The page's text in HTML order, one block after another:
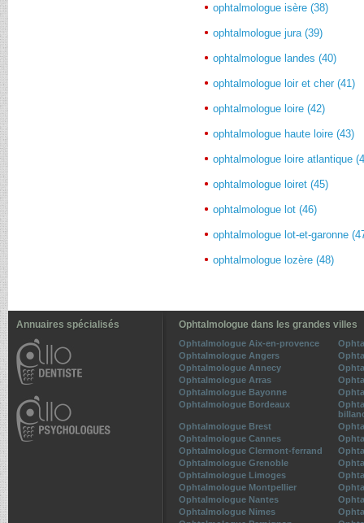
ophtalmologue isère (38)
ophtalmologue jura (39)
ophtalmologue landes (40)
ophtalmologue loir et cher (41)
ophtalmologue loire (42)
ophtalmologue haute loire (43)
ophtalmologue loire atlantique
ophtalmologue loiret (45)
ophtalmologue lot (46)
ophtalmologue lot-et-garonne
ophtalmologue lozère (48)
Annuaires spécialisés Ophtalmologue dans les grandes villes
Ophtalmologue Aix-en-provence
Ophtalmologue Angers
Ophtalmologue Annecy
Ophtalmologue Arras
Ophtalmologue Bayonne
Ophtalmologue Bordeaux
Ophtalmologue Brest
Ophtalmologue Cannes
Ophtalmologue Clermont-ferrand
Ophtalmologue Grenoble
Ophtalmologue Limoges
Ophtalmologue Montpellier
Ophtalmologue Nantes
Ophtalmologue Nimes